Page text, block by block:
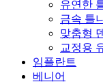
유연한
금속 틀니
맞춤형
교정용
임플란트
베니어